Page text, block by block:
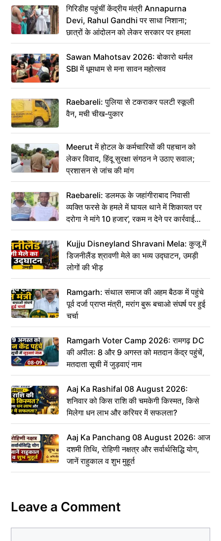
गिरिडीह पहुंचीं केंद्रीय मंत्री Annapurna
Devi, Rahul Gandhi पर साधा निशाना;
छात्रों के आंदोलन को लेकर सरकार पर हमला
Sawan Mahotsav 2026: बोकारो थर्मल
SBI में धूमधाम से मना सावन महोत्सव
Raebareli: पुलिया से टकराकर पलटी स्कूली
वैन, मची चीख-पुकार
Meerut में होटल के कर्मचारियों की पहचान को
लेकर विवाद, हिंदू सुरक्षा संगठन ने उठाए सवाल;
प्रशासन से जांच की मांग
Raebareli: डलमऊ के जहांगीराबाद निवासी
व्यक्ति फरसे के हमले में घायल थाने में शिकायत पर
दरोगा ने मांगे 10 हजार’, रकम न देने पर कार्रवाई
ठंडी!
Kujju Disneyland Shravani Mela: कुजू में
डिजनीलैंड श्रावणी मेले का भव्य उद्घाटन, उमड़ी
लोगों की भीड़
Ramgarh: संथाल समाज की अहम बैठक में पहुंचे
पूर्व दर्जा प्राप्त मंत्री, मरांग बुरू बचाओ संघर्ष पर हुई
चर्चा
Ramgarh Voter Camp 2026: रामगढ़ DC
की अपील: 8 और 9 अगस्त को मतदान केंद्र पहुंचें,
मतदाता सूची में जुड़वाएं नाम
Aaj Ka Rashifal 08 August 2026:
शनिवार को किस राशि की चमकेगी किस्मत, किसे
मिलेगा धन लाभ और करियर में सफलता?
Aaj Ka Panchang 08 August 2026: आज
दशमी तिथि, रोहिणी नक्षत्र और सर्वार्थसिद्धि योग,
जानें राहुकाल व शुभ मुहूर्त
Leave a Comment